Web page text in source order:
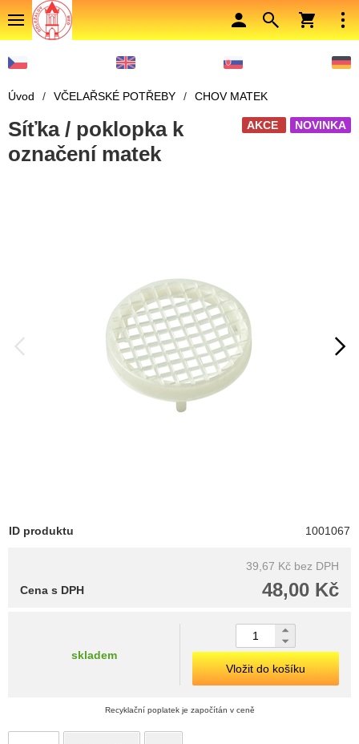
Úvod / VČELAŘSKÉ POTŘEBY / CHOV MATEK
NOVINKA
AKCE
Síťka / poklopka k
označení matek
ID produktu 1001067
39,67 Kč bez DPH
48,00 Kč
Cena s DPH
skladem
Vložit do košíku
Recyklační poplatek je započítán v ceně